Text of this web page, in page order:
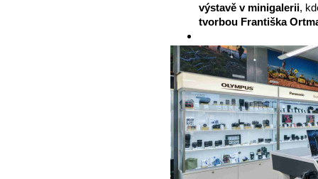
výstavě v minigalerii,
tvorbou Františka